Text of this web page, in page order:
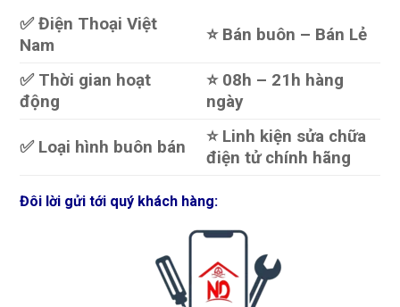
✅ Điện Thoại Việt
Nam
⭐️ Bán buôn – Bán Lẻ
✅ Thời gian hoạt
động
⭐️ 08h – 21h hàng
ngày
✅ Loại hình buôn bán
⭐️ Linh kiện sửa chữa
điện tử chính hãng
Đôi lời gửi tới quý khách hàng: